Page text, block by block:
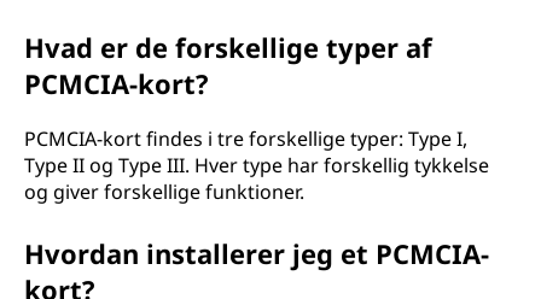
Hvad er de forskellige typer af
PCMCIA-kort?
PCMCIA-kort findes i tre forskellige typer: Type I,
Type II og Type III. Hver type har forskellig tykkelse
og giver forskellige funktioner.
Hvordan installerer jeg et PCMCIA-
kort?